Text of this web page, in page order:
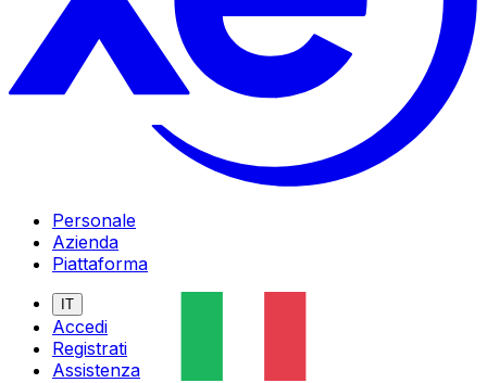
Personale
Azienda
Piattaforma
IT
Accedi
Registrati
Assistenza